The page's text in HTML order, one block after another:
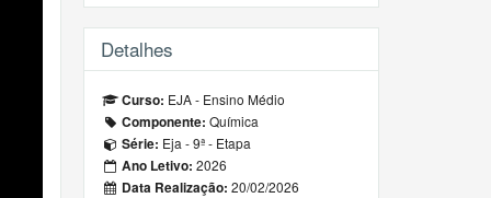
Detalhes
Curso: EJA - Ensino Médio
Componente: Química
Série: Eja - 9ª - Etapa
Ano Letivo: 2026
Data Realização: 20/02/2026